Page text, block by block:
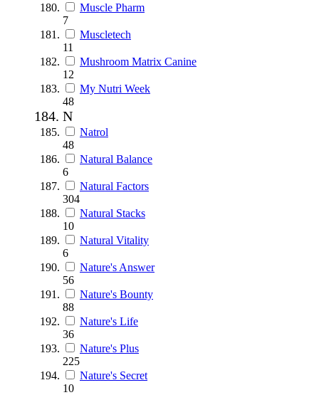
Muscle Pharm
7
Muscletech
11
Mushroom Matrix Canine
12
My Nutri Week
48
N
Natrol
48
Natural Balance
6
Natural Factors
304
Natural Stacks
10
Natural Vitality
6
Nature's Answer
56
Nature's Bounty
88
Nature's Life
36
Nature's Plus
225
Nature's Secret
10